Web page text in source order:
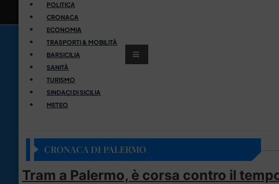
POLITICA
CRONACA
ECONOMIA
TRASPORTI & MOBILITÀ
BARSICILIA
SANITÀ
TURISMO
SINDACI DI SICILIA
METEO
CRONACA DI PALERMO
Tram a Palermo, è corsa contro il